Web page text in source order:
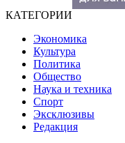
КАТЕГОРИИ
Экономика
Культура
Политика
Общество
Наука и техника
Спорт
Эксклюзивы
Редакция